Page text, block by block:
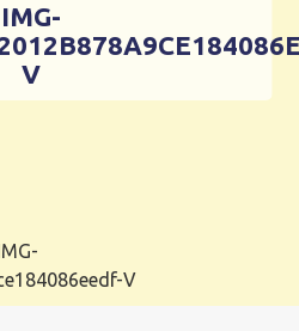
IMG-
V
V